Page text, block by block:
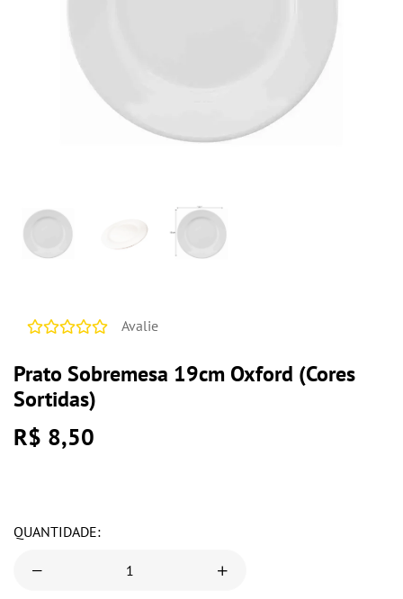
Avalie
Prato Sobremesa 19cm Oxford (Cores
Sortidas)
R$ 8,50
QUANTIDADE: